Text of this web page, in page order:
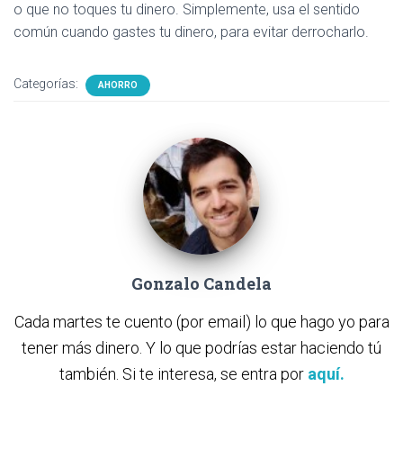
o que no toques tu dinero. Simplemente, usa el sentido
común cuando gastes tu dinero, para evitar derrocharlo.
Categorías: AHORRO
Gonzalo Candela
Cada martes te cuento (por email) lo que hago yo para
tener más dinero. Y lo que podrías estar haciendo tú
también. Si te interesa, se entra por aquí.